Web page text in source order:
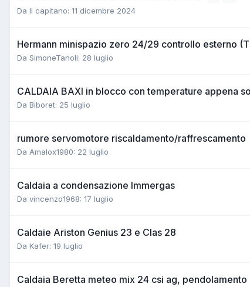
Da Il capitano: 11 dicembre 2024
Hermann minispazio zero 24/29 controllo esterno
Da SimoneTanoli: 28 luglio
CALDAIA BAXI in blocco con temperature appena
Da Biboret: 25 luglio
rumore servomotore riscaldamento/raffrescamento
Da Amalox1980: 22 luglio
Caldaia a condensazione Immergas
Da vincenzo1968: 17 luglio
Caldaie Ariston Genius 23 e Clas 28
Da Kafer: 19 luglio
Caldaia Beretta meteo mix 24 csi ag,